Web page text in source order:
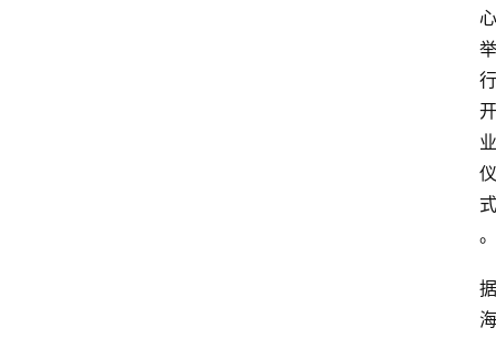
心
举
行
开
业
仪
式
。
据
海